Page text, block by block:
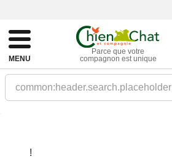
MENU
Parce que votre
compagnon est unique
common:header.search.placeholder
!